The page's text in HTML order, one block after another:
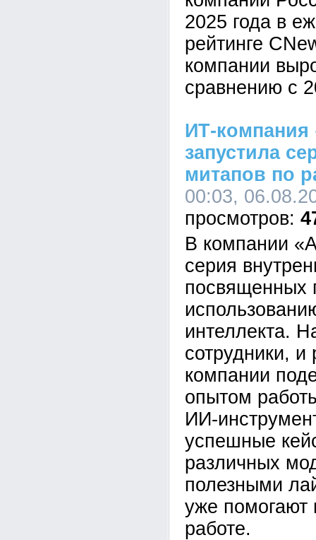
2025 года в
рейтинге
компании
сравнению с
ИТ-компания
запустила
митапов по
00:03,
В компании
серия
посвященных
интеллекта.
сотрудники, и
компании
опытом
ИИ-
успешные
различных
полезными
уже помогают
работе.